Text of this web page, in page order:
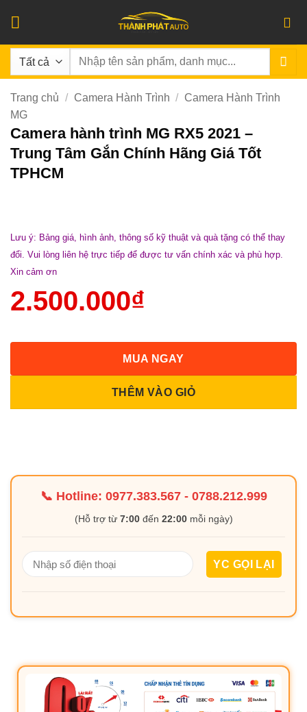
qua
nội
dung
Tìm
Trang chủ / Camera Hành Trình / Camera Hành Trình
MG
Camera hành trình MG RX5 2021 –
Trung Tâm Gắn Chính Hãng Giá Tốt
TPHCM
Lưu ý: Bảng giá, hình ảnh, thông số kỹ thuật và quà tặng có thể thay
đổi. Vui lòng liên hệ trực tiếp để được tư vấn chính xác và phù hợp.
Xin cảm ơn
2.500.000₫
THÊM VÀO GIỎ
MUA NGAY
📞 Hotline: 0977.383.567- 0788.212.999
(Hỗ trợ từ 7:00đến 22:00mỗi ngày)